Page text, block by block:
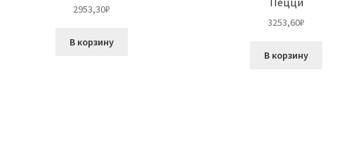
2953,30₽
В корзину
3253,60₽
В корзину